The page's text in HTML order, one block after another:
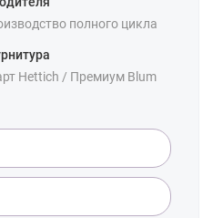
полного цикла
Hettich / Премиум Blum